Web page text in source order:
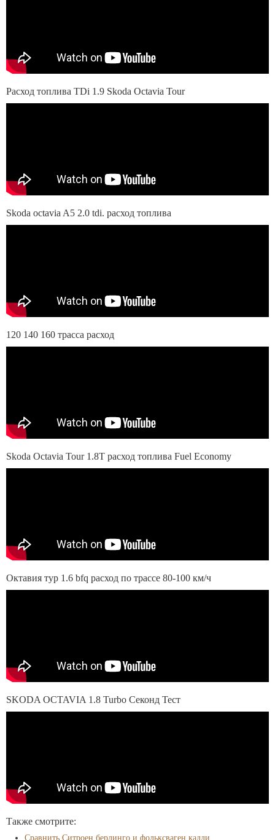
Расход топлива TDi 1.9 Skoda Octavia Tour
Skoda octavia A5 2.0 tdi. расход топлива
120 140 160 трасса расход
Skoda Octavia Tour 1.8T расход топлива Fuel Economy
Октавия тур 1.6 bfq расход по трассе 80-100 км/ч
SKODA OCTAVIA 1.8 Turbo Секонд Тест
Также смотрите:
Сравнить Ситроен берлинго и фольксваген кадди